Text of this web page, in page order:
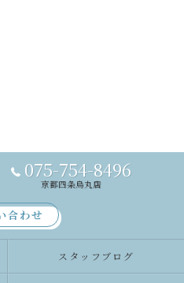
075-754-8496
京都四条烏丸店
合わせ
スタッフブログ